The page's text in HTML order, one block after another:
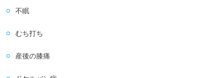
不眠
むち打ち
産後の膝痛